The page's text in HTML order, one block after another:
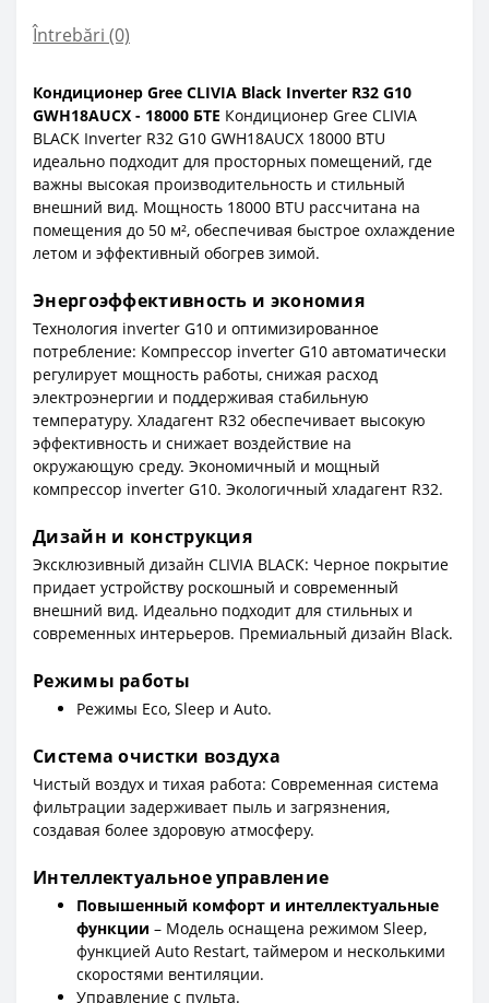
Întrebări (0)
Кондиционер Gree CLIVIA Black Inverter R32 G10
GWH18AUCX - 18000 БТЕ Кондиционер Gree CLIVIA
BLACK Inverter R32 G10 GWH18AUCX 18000 BTU
идеально подходит для просторных помещений, где
важны высокая производительность и стильный
внешний вид. Мощность 18000 BTU рассчитана на
помещения до 50 м², обеспечивая быстрое охлаждение
летом и эффективный обогрев зимой.
Энергоэффективность и экономия
Технология inverter G10 и оптимизированное
потребление: Компрессор inverter G10 автоматически
регулирует мощность работы, снижая расход
электроэнергии и поддерживая стабильную
температуру. Хладагент R32 обеспечивает высокую
эффективность и снижает воздействие на
окружающую среду. Экономичный и мощный
компрессор inverter G10. Экологичный хладагент R32.
Дизайн и конструкция
Эксклюзивный дизайн CLIVIA BLACK: Черное покрытие
придает устройству роскошный и современный
внешний вид. Идеально подходит для стильных и
современных интерьеров. Премиальный дизайн Black.
Режимы работы
Режимы Eco, Sleep и Auto.
Система очистки воздуха
Чистый воздух и тихая работа: Современная система
фильтрации задерживает пыль и загрязнения,
создавая более здоровую атмосферу.
Интеллектуальное управление
Повышенный комфорт и интеллектуальные
функции – Модель оснащена режимом Sleep,
функцией Auto Restart, таймером и несколькими
скоростями вентиляции.
Управление с пульта.